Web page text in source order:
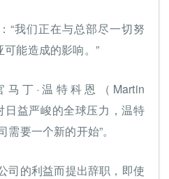
“我们正在与总部尽一切努
能造成的影响。”
丁·温特科恩（Martin
日益严峻的全球压力，温特
要一个新的开始”。
司的利益而提出辞职，即使